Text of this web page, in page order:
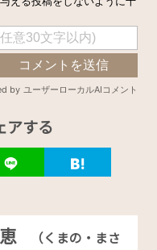
アする
（くまの・まさ